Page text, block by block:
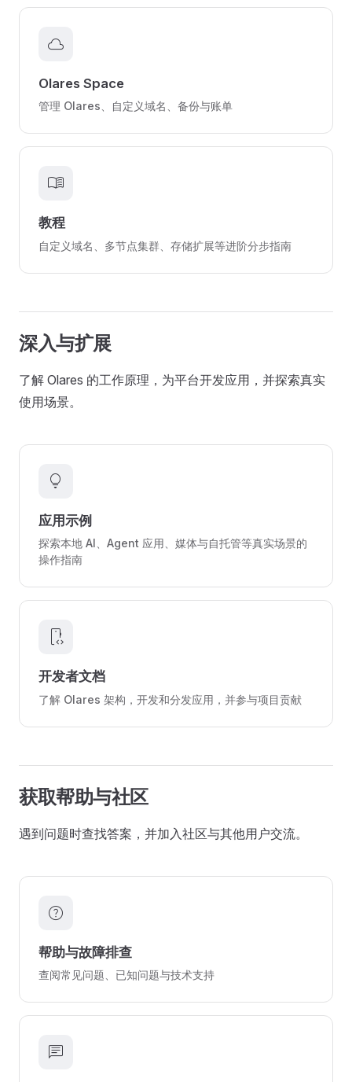
cloud
Olares Space
管理 Olares、自定义域名、备份与账单
menu_book
教程
自定义域名、多节点集群、存储扩展等进阶分步指南
深入与扩展
了解 Olares 的工作原理，为平台开发应用，并探索真实
使用场景。
lightbulb
应用示例
探索本地 AI、Agent 应用、媒体与自托管等真实场景的
操作指南
developer_mode
开发者文档
了解 Olares 架构，开发和分发应用，并参与项目贡献
获取帮助与社区
遇到问题时查找答案，并加入社区与其他用户交流。
help
帮助与故障排查
查阅常见问题、已知问题与技术支持
chat